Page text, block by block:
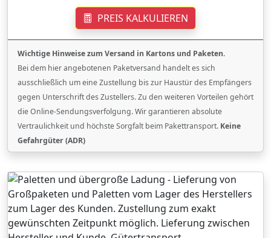
PREIS KALKULIEREN
Wichtige Hinweise zum Versand in Kartons und Paketen.
Bei dem hier angebotenen Paketversand handelt es sich
ausschließlich um eine Zustellung bis zur Haustür des Empfängers
gegen Unterschrift des Zustellers. Zu den weiteren Vorteilen gehört
die Online-Sendungsverfolgung. Wir garantieren absolute
Vertraulichkeit und höchste Sorgfalt beim Pakettransport. Keine
Gefahrgüter (ADR)